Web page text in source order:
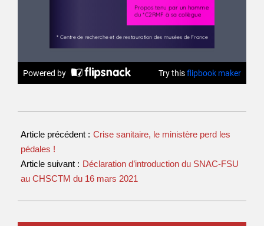
Article précédent : Crise sanitaire, le ministère perd les
pédales !
Article suivant : Déclaration d’introduction du SNAC-FSU
au CHSCTM du 16 mars 2021